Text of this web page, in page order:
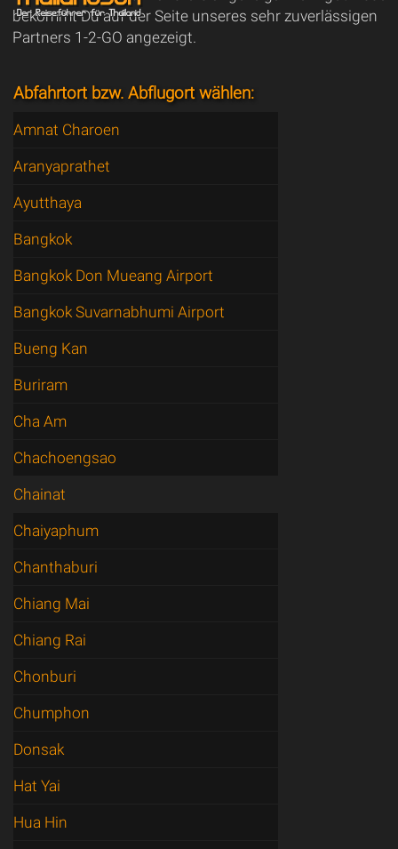
bekommt Du auf der Seite unseres sehr zuverlässigen
Partners 1-2-GO angezeigt.
Abfahrtort bzw. Abflugort wählen:
Amnat Charoen
Aranyaprathet
Ayutthaya
Bangkok
Bangkok Don Mueang Airport
Bangkok Suvarnabhumi Airport
Bueng Kan
Buriram
Cha Am
Chachoengsao
Chainat
Chaiyaphum
Chanthaburi
Chiang Mai
Chiang Rai
Chonburi
Chumphon
Donsak
Hat Yai
Hua Hin